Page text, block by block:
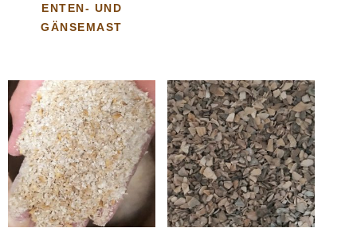
ENTEN- UND
GÄNSEMAST